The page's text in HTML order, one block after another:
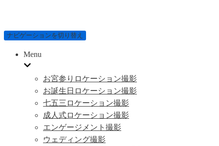
ナビゲーションを切り替え
Menu
お宮参りロケーション撮影
お誕生日ロケーション撮影
七五三ロケーション撮影
成人式ロケーション撮影
エンゲージメント撮影
ウェディング撮影